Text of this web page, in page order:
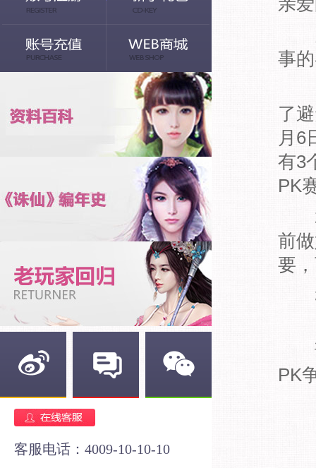
客服电话：4009-10-10-10
事
了
月6
有3
PK
2
前
要
3
请
PK